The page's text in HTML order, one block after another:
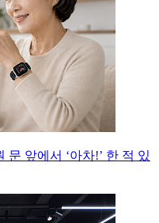
앞에서 ‘아차!’ 한 적 있